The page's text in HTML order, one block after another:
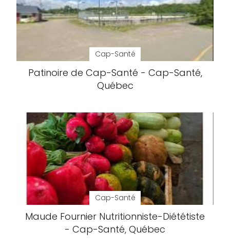
Cap-Santé
Patinoire de Cap-Santé - Cap-Santé,
Québec
Cap-Santé
Maude Fournier Nutritionniste-Diététiste
- Cap-Santé, Québec